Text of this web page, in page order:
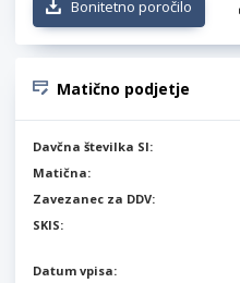
Bonitetno poročilo
Matično podjetje
Davčna številka SI:
Matična:
Zavezanec za DDV:
SKIS:
Datum vpisa: